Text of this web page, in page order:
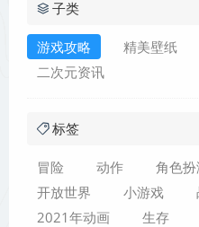
子类
游戏攻略 精美壁纸
二次元资讯
标签
冒险 动作 角色
开放世界
小游戏
2021年动画
生存